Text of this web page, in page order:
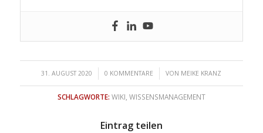
31. AUGUST 2020
/ 0 KOMMENTARE
/ VON MEIKE KRANZ
SCHLAGWORTE: WIKI WISSENSMANAGEMENT
Eintrag teilen